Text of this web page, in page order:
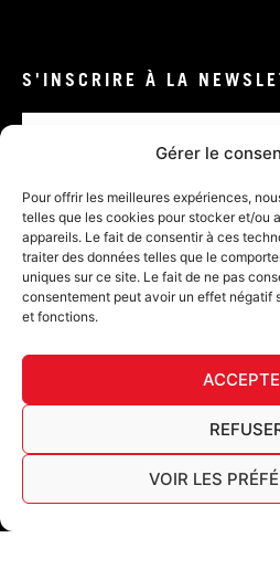
Gérer le
Pour offrir les meilleures expériences,
telles que les cookies pour stocker et/ou
appareils. Le fait de consentir à ces
traiter des données telles que le
uniques sur ce site. Le fait de ne pas
consentement peut avoir un effet négatif
et fonctions.
VOIR LES
S'INSCRIRE À LA
Email
FURY